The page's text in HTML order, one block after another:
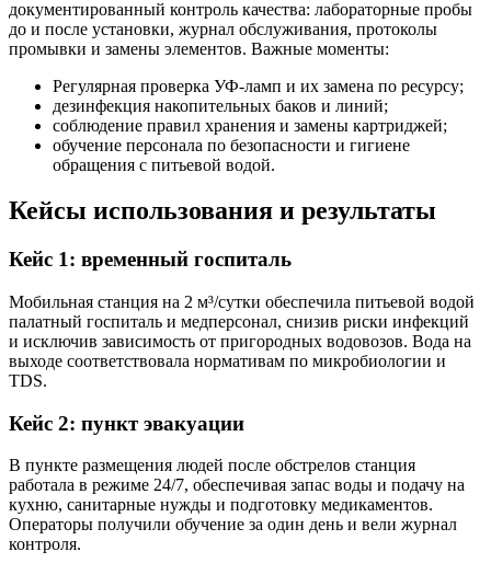
документированный контроль качества: лабораторные пробы
до и после установки, журнал обслуживания, протоколы
промывки и замены элементов. Важные моменты:
Регулярная проверка УФ-ламп и их замена по ресурсу;
дезинфекция накопительных баков и линий;
соблюдение правил хранения и замены картриджей;
обучение персонала по безопасности и гигиене
обращения с питьевой водой.
Кейсы использования и результаты
Кейс 1: временный госпиталь
Мобильная станция на 2 м³/сутки обеспечила питьевой водой
палатный госпиталь и медперсонал, снизив риски инфекций
и исключив зависимость от пригородных водовозов. Вода на
выходе соответствовала нормативам по микробиологии и
TDS.
Кейс 2: пункт эвакуации
В пункте размещения людей после обстрелов станция
работала в режиме 24/7, обеспечивая запас воды и подачу на
кухню, санитарные нужды и подготовку медикаментов.
Операторы получили обучение за один день и вели журнал
контроля.